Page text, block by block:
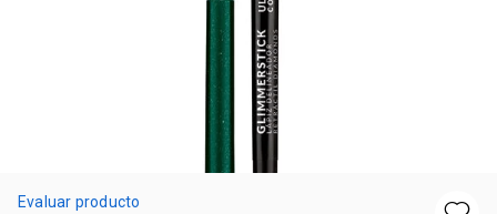
Evaluar producto